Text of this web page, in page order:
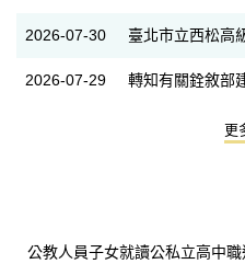
2026-07-30 臺北市立西松高級中學115
2026-07-29 轉知有關銓敘部建置「公務人
更
公教人員子女就讀公私立高中